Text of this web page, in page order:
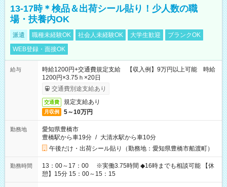
13-17時＊検品＆出荷シール貼り！少人数の職
場・扶養内OK
派遣 職種未経験OK 社会人未経験OK 大学生歓迎
ブランクOK
WEB登録・面接OK
給与
時給1200円+交通費規定支給 【収入例】9万円以上可能 時給
1200円×3.75ｈ×20日
交通費別途支給あり
交通費 規定支給あり
月収例 5～10万円
勤務地
愛知県豊橋市
豊橋駅から車19分 / 大清水駅から車10分
午後だけ・出荷シール貼り（勤務地：愛知県豊橋市船渡町）
勤務時間
13：00～17：00 ※実働3.75時間 ◆16時までも相談可能 【休
憩】15分 15：00～15：15